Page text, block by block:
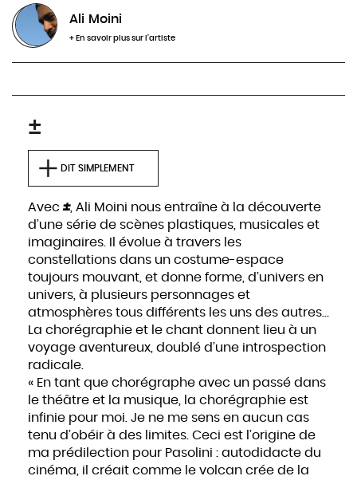
INFOS & RÉSERVATIONS
Ali Moini
+ En savoir plus sur l'artiste
±
DIT SIMPLEMENT
Avec±, Ali Moini nous entraîne à la découverte
d’une série de scènes plastiques, musicales et
imaginaires. Il évolue à travers les
constellations dans un costume-espace
toujours mouvant, et donne forme, d’univers en
univers, à plusieurs personnages et
atmosphères tous différents les uns des autres…
La chorégraphie et le chant donnent lieu à un
voyage aventureux, doublé d’une introspection
radicale.
« En tant que chorégraphe avec un passé dans
le théâtre et la musique, la chorégraphie est
infinie pour moi. Je ne me sens en aucun cas
tenu d’obéir à des limites. Ceci est l’origine de
ma prédilection pour Pasolini : autodidacte du
cinéma, il créait comme le volcan crée de la